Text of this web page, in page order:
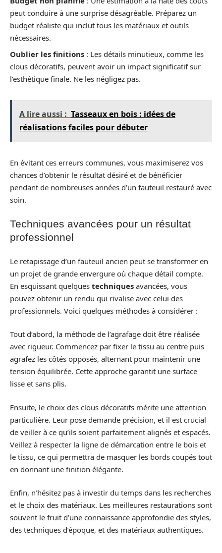
peut conduire à une surprise désagréable. Préparez un
budget réaliste qui inclut tous les matériaux et outils
nécessaires.
Oublier les finitions : Les détails minutieux, comme les
clous décoratifs, peuvent avoir un impact significatif sur
l’esthétique finale. Ne les négligez pas.
A lire aussi : Tasseaux en bois : idées de
réalisations faciles pour débuter
En évitant ces erreurs communes, vous maximiserez vos
chances d’obtenir le résultat désiré et de bénéficier
pendant de nombreuses années d’un fauteuil restauré avec
soin.
Techniques avancées pour un résultat
professionnel
Le retapissage d’un fauteuil ancien peut se transformer en
un projet de grande envergure où chaque détail compte.
En esquissant quelques techniques avancées, vous
pouvez obtenir un rendu qui rivalise avec celui des
professionnels. Voici quelques méthodes à considérer :
Tout d’abord, la méthode de l’agrafage doit être réalisée
avec rigueur. Commencez par fixer le tissu au centre puis
agrafez les côtés opposés, alternant pour maintenir une
tension équilibrée. Cette approche garantit une surface
lisse et sans plis.
Ensuite, le choix des clous décoratifs mérite une attention
particulière. Leur pose demande précision, et il est crucial
de veiller à ce qu’ils soient parfaitement alignés et espacés.
Veillez à respecter la ligne de démarcation entre le bois et
le tissu, ce qui permettra de masquer les bords coupés tout
en donnant une finition élégante.
Enfin, n’hésitez pas à investir du temps dans les recherches
et le choix des matériaux. Les meilleures restaurations sont
souvent le fruit d’une connaissance approfondie des styles,
des techniques d’époque, et des matériaux authentiques.